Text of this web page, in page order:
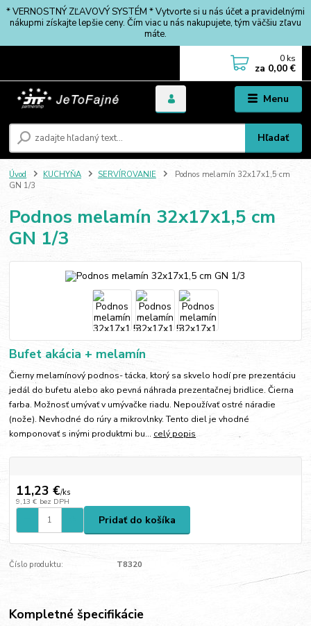
* VERNOSTNÝ ZĽAVOVÝ SYSTÉM * Vytvorte si u nás účet a pravidelnými
nákupmi získajte lepšie ceny. Čím viac u nás nakupujete, tým väčšiu zľavu
máte.
Menu
Hľadať
0 ks
za 0,00 €
Úvod KUCHYŇA SERVÍROVANIE
Podnos melamín 32x17x1,5 cm
GN 1/3
Podnos melamín 32x17x1,5 cm
GN 1/3
Bufet akácia + melamín
Čierny melamínový podnos- tácka, ktorý sa skvelo hodí pre prezentáciu
jedál do bufetu alebo ako pevná náhrada prezentačnej bridlice. Čierna
farba. Možnosť umývať v umývačke riadu. Nepoužívať ostré náradie
(nože). Nevhodné do rúry a mikrovlnky. Tento diel je vhodné
komponovať s inými produktmi bu... celý popis
11,23 €/ks
9,13 € bez DPH
Pridať do košíka
Číslo produktu: T8320
Kompletné špecifikácie